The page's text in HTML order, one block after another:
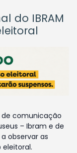
do IBRAM
de comunicação
– Ibram e de
observar as
eleitoral.